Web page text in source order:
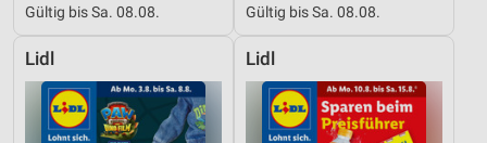
Gültig bis Sa. 08.08. Gültig bis Sa. 08.08.
Lidl Lidl